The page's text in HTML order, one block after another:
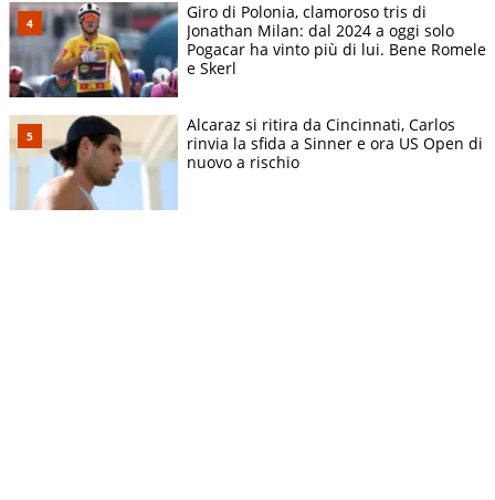
Giro di Polonia, clamoroso tris di
Jonathan Milan: dal 2024 a oggi solo
Pogacar ha vinto più di lui. Bene Romele
e Skerl
Alcaraz si ritira da Cincinnati, Carlos
rinvia la sfida a Sinner e ora US Open di
nuovo a rischio